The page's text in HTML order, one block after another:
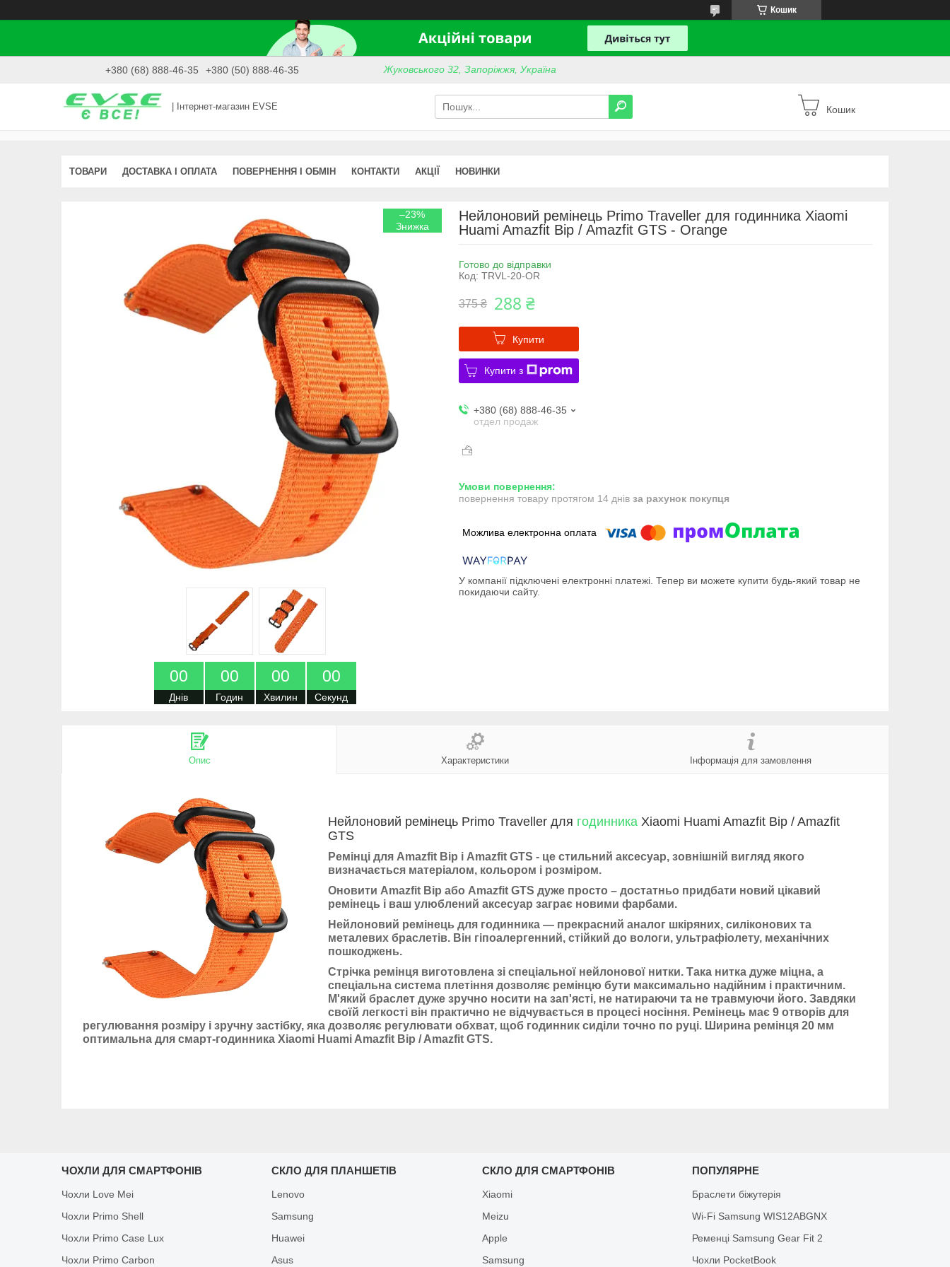
Кошик
+380 (68) 888-46-35 +380 (50) 888-46-35 Жуковського 32, Запоріжжя, Україна
| Інтернет-магазин EVSE Кошик
ТОВАРИ ДОСТАВКА І ОПЛАТА ПОВЕРНЕННЯ І ОБМІН КОНТАКТИ АКЦІЇ НОВИНКИ
–23%
00
Днів
00
Годин
00
Хвилин
00
Секунд
Нейлоновий ремінець Primo Traveller для годинника Xiaomi
Huami Amazfit Bip / Amazfit GTS - Orange
Готово до відправки
Код: TRVL-20-OR
375 ₴ 288 ₴
Купити
Купити з
+380 (68) 888-46-35
отдел продаж
повернення товару протягом 14 днів за рахунок покупця
У компанії підключені електронні платежі. Тепер ви можете купити будь-який товар не
покидаючи сайту.
Опис Характеристики Інформація для замовлення
Нейлоновий ремінець Primo Traveller для годинника Xiaomi Huami Amazfit Bip / Amazfit
GTS
Ремінці для Amazfit Bip і Amazfit GTS - це стильний аксесуар, зовнішній вигляд якого
визначається матеріалом, кольором і розміром.
Оновити Amazfit Bip або Amazfit GTS дуже просто – достатньо придбати новий цікавий
ремінець і ваш улюблений аксесуар заграє новими фарбами.
Нейлоновий ремінець для годинника — прекрасний аналог шкіряних, силіконових та
металевих браслетів. Він гіпоалергенний, стійкий до вологи, ультрафіолету, механічних
пошкоджень.
Стрічка ремінця виготовлена зі спеціальної нейлонової нитки. Така нитка дуже міцна, а
спеціальна система плетіння дозволяє ремінцю бути максимально надійним і практичним.
М'який браслет дуже зручно носити на зап'ясті, не натираючи та не травмуючи його. Завдяки
своїй легкості він практично не відчувається в процесі носіння. Ремінець має 9 отворів для
регулювання розміру і зручну застібку, яка дозволяє регулювати обхват, щоб годинник сиділи точно по руці. Ширина ремінця 20 мм
оптимальна для смарт-годинника Xiaomi Huami Amazfit Bip / Amazfit GTS.
ЧОХЛИ ДЛЯ СМАРТФОНІВ
Чохли Love Mei
Чохли Primo Shell
Чохли Primo Case Lux
Чохли Primo Carbon
СКЛО ДЛЯ ПЛАНШЕТІВ
Lenovo
Samsung
Huawei
Asus
СКЛО ДЛЯ СМАРТФОНІВ
Xiaomi
Meizu
Apple
Samsung
ПОПУЛЯРНЕ
Браслети біжутерія
Wi-Fi Samsung WIS12ABGNX
Ременці Samsung Gear Fit 2
Чохли PocketBook